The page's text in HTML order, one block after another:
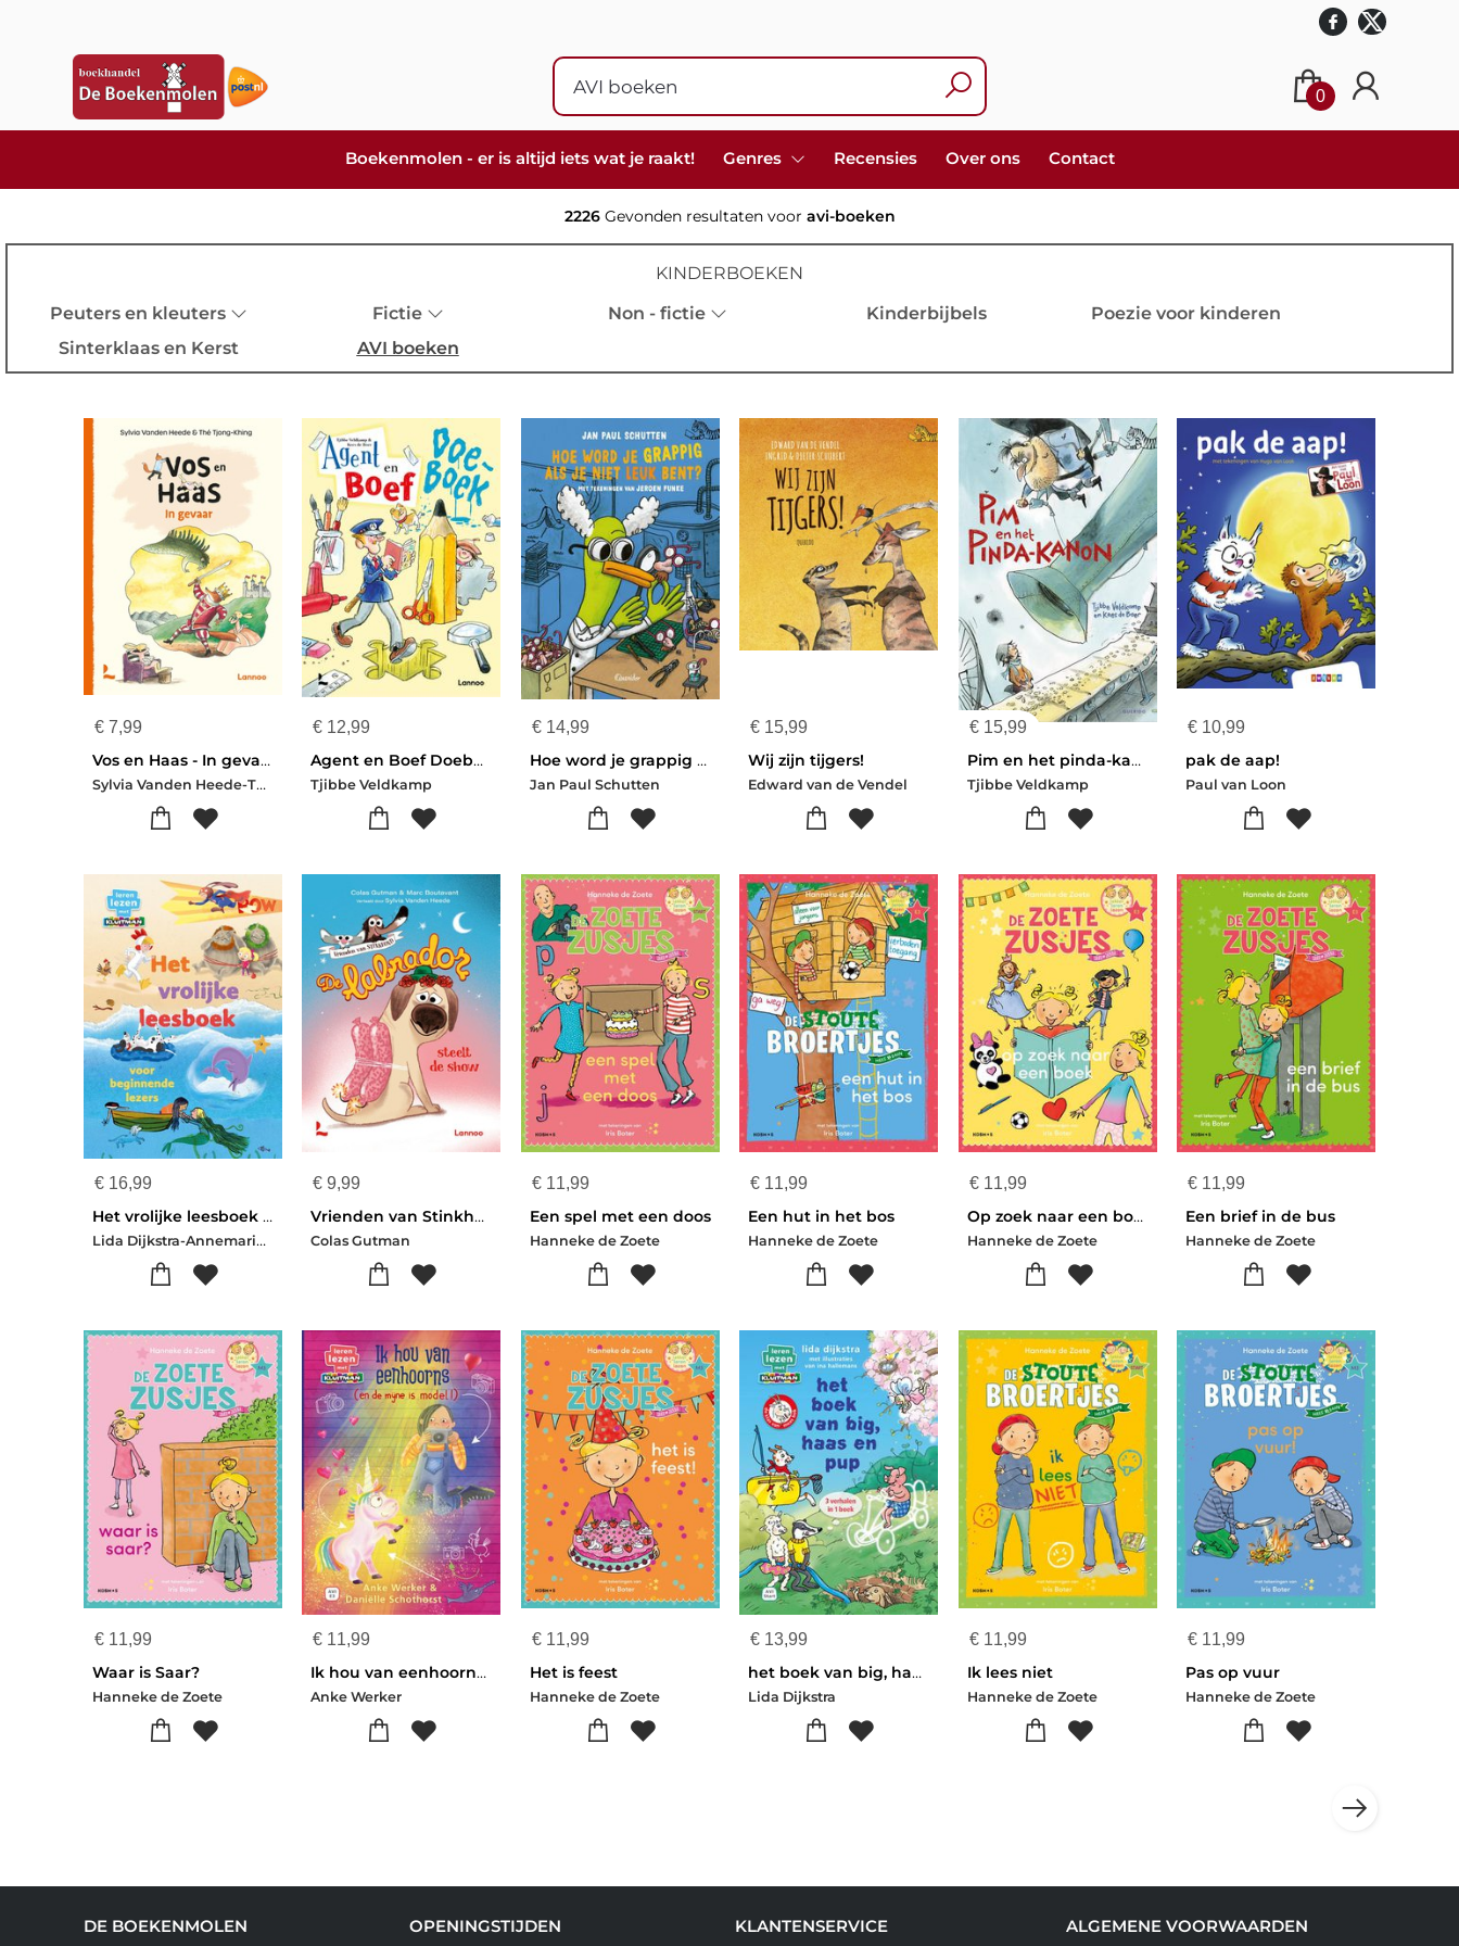
0
Boekenmolen - er is altijd iets wat je raakt! Genres Recensies Over ons Contact
2226 Gevonden resultaten voor avi-boeken
KINDERBOEKEN
Peuters en kleuters
Fictie Non - fictie Kinderbijbels
Poezie voor kinderen
Sinterklaas en Kerst
AVI boeken
€7,99
Vos en Haas - In gevaar
Sylvia Vanden Heede-Thé Tjong-Khing
€ 12,99
Agent en Boef Doeboek
Tjibbe Veldkamp
€14,99
Hoe word je grappig als je niet leuk bent?
Jan Paul Schutten
€ 15,99
Wij zijn tijgers!
Edward van de Vendel
€15,99
Pim en het pinda-kanon
Tjibbe Veldkamp
€ 10,99
pak de aap!
Paul van Loon
€16,99
Het vrolijke leesboek voor beginnende lezers
Lida Dijkstra-Annemarie Bon-Marianne Witte-Ilia Frins-Gertrud Jetten-Fiona Rempt
€ 9,99
Vrienden van Stinkhond - De labrador steelt de show
Colas Gutman
€11,99
Een spel met een doos
Hanneke de Zoete
€ 11,99
Een hut in het bos
Hanneke de Zoete
€11,99
Op zoek naar een boek
Hanneke de Zoete
€ 11,99
Een brief in de bus
Hanneke de Zoete
€11,99
Waar is Saar?
Hanneke de Zoete
€ 11,99
Ik hou van eenhoorns (en de mijne is model!)
Anke Werker
€11,99
Het is feest
Hanneke de Zoete
€ 13,99
het boek van big, haas en pup
Lida Dijkstra
€11,99
Ik lees niet
Hanneke de Zoete
€ 11,99
Pas op vuur
Hanneke de Zoete
DE BOEKENMOLEN OPENINGSTIJDEN
KLANTENSERVICE
ALGEMENE VOORWAARDEN